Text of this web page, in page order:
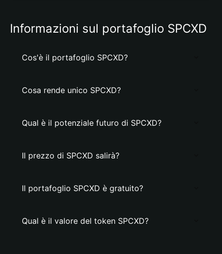
Informazioni sul portafoglio SPCXD
Cos'è il portafoglio SPCXD?
Cosa rende unico SPCXD?
Qual è il potenziale futuro di SPCXD?
Il prezzo di SPCXD salirà?
Il portafoglio SPCXD è gratuito?
Qual è il valore del token SPCXD?